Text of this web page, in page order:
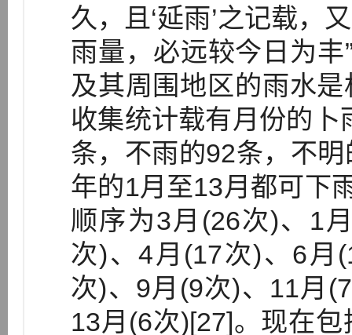
久，且‘延雨’之记载，
雨量，必远较今日为
及其周围地区的雨水
收集统计载有月份的
条，不雨的92条，不
年的1月至13月都可下
顺序为3月(26次)、1
次)、4月(17次)、6月
次)、9月(9次)、11月
13月(6次)[27]。现在